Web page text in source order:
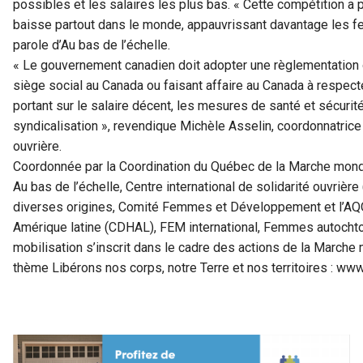
possibles et les salaires les plus bas. « Cette compétition a
baisse partout dans le monde, appauvrissant davantage les
parole d’Au bas de l’échelle.
« Le gouvernement canadien doit adopter une
siège social au Canada ou faisant affaire au Canada à
portant sur le salaire décent, les mesures de santé et
syndicalisation », revendique Michèle Asselin,
ouvrière.
Coordonnée par la Coordination du Québec de la Marche
Au bas de l’échelle, Centre international de solidarité
diverses origines, Comité Femmes et Développement et
Amérique latine (CDHAL), FEM international, Femmes
mobilisation s’inscrit dans le cadre des actions de la
thème Libérons nos corps, notre Terre et nos territoires :